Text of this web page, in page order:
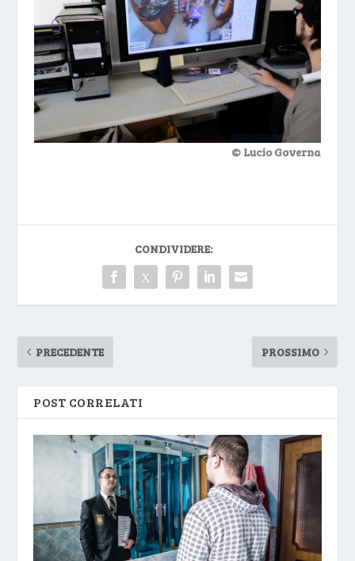
© Lucio Governa
CONDIVIDERE:
PRECEDENTE PROSSIMO
POST CORRELATI